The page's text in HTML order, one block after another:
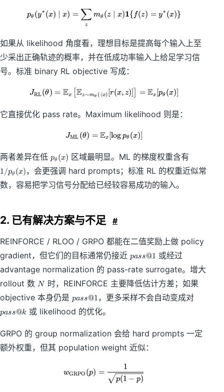
)
\
n
\
{
0
,
\
p_\theta(y^*(x)\mid
pθ (y∗ (x) ∣ x) =
z
∑ mθ (z ∣ x)1{ f(z) = y∗ (x)}
如果从 likelihood 角度看，理想目标是提高每个输入上至
少采出正确轨迹的概率，并在低成功率输入上给足学习信
号。标准 binary RL objective 写成：
JRL(θ) = Ex [Ez∼mθ (⋅ x) [r(x,z)] = Ex [pθ (x)]
它直接优化 pass rate。Maximum likelihood 则是：
JML (θ) = Ex [logpθ (x)]
两者差异在低 p
_
\
t
a
x
)
pθ (x) 区域最明显。ML 的梯度权重含有
p
a
)
1/pθ (x)，会更强调 hard prompts；标准 RL 的权重近似常
数，容易把学习信号分配给已经较容易成功的输入。
2. 已有解决方案与不足 #
REINFORCE / RLOO / GRPO 都能在二值奖励上做 policy
gradient，但它们的目标通常仍接近 p
a
ss
@
pass@1 或经过
advantage normalization 的 pass-rate surrogate。增大
rollout 数 N
N 时，REINFORCE 主要降低估计方差；如果
objective 本身仍是 p
a
ss
1
pass@1 ，更多采样不会自动变成对
k
pass@k 或 likelihood 的优化。
GRPO 的 group normalization 会给 hard prompts 一定
额外权重，但其 population weight 近似：
wGRPO (p) =
p(1 − p)
1